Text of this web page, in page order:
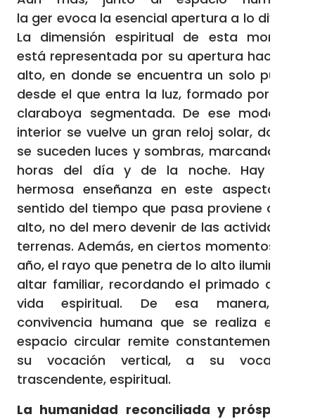
la ger evoca la esencial apertura a lo divino.
La dimensión espiritual de esta morada
está representada por su apertura hacia lo
alto, en donde se encuentra un solo punto
desde el que entra la luz, formado por una
claraboya segmentada. De ese modo, el
interior se vuelve un gran reloj solar, donde
se suceden luces y sombras, marcando las
horas del día y de la noche. Hay una
hermosa enseñanza en este aspecto: el
sentido del tiempo que pasa proviene de lo
alto, no del mero devenir de las actividades
terrenas. Además, en ciertos momentos del
año, el rayo que penetra de lo alto ilumina el
altar familiar, recordando el primado de la
vida espiritual. De esa manera, la
convivencia humana que se realiza en el
espacio circular remite constantemente a
su vocación vertical, a su vocación
trascendente, espiritual.
La humanidad reconciliada y próspera,